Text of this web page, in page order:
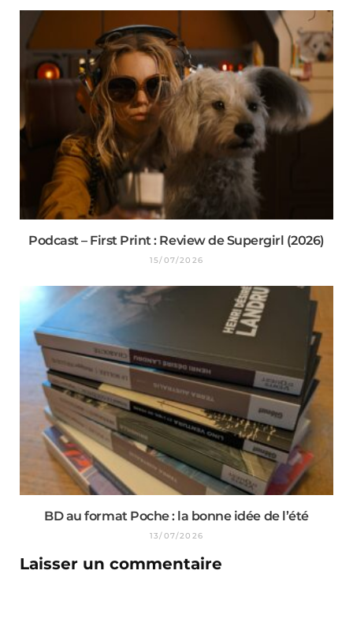
Podcast – First Print : Review de Supergirl (2026)
15/07/2026
BD au format Poche : la bonne idée de l’été
13/07/2026
Laisser un commentaire